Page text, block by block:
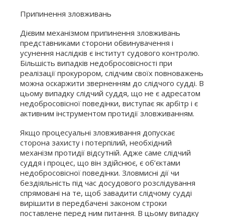
Припинення зловживань
Дієвим механізмом припинення зловживань
представниками сторони обвинувачення і
усунення наслідків є інститут судового контролю.
Більшість випадків недобросовісності при
реалізації прокурором, слідчим своїх повноважень
можна оскаржити зверненням до слідчого судді. В
цьому випадку слідчий суддя, що не є адресатом
недобросовісної поведінки, виступає як арбітр і є
активним інструментом протидії зловживанням.
Якщо процесуальні зловживання допускає
сторона захисту і потерпілий, необхідний
механізм протидії відсутній. Адже саме слідчий
суддя і процес, що він здійснює, є об’єктами
недобросовісної поведінки. Зловмисні дії чи
бездіяльність під час досудового розслідування
спрямовані на те, щоб завадити слідчому судді
вирішити в передбачені законом строки
поставлене перед ним питання. В цьому випадку